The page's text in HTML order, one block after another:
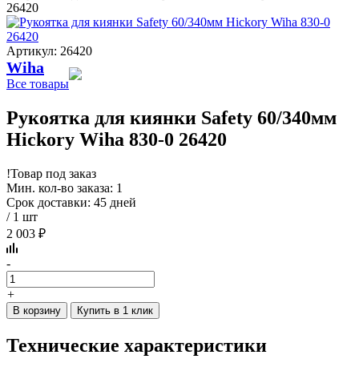
Артикул: 26420
Wiha
Все товары
Рукоятка для киянки Safety 60/340мм
Hickory Wiha 830-0 26420
!Товар под заказ
Мин. кол-во заказа: 1
Срок доставки: 45 дней
/ 1 шт
2 003 ₽
-
+
В корзину Купить в 1 клик
Технические характеристики